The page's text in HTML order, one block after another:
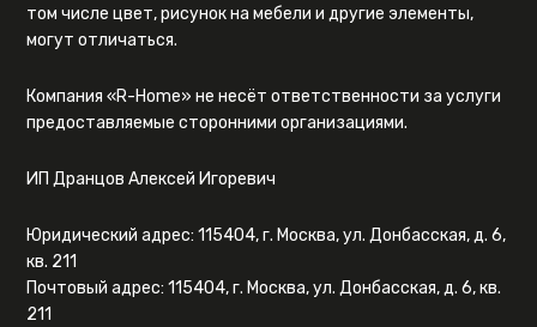
том числе цвет, рисунок на мебели и другие элементы,
могут отличаться.
Компания «R-Home» не несёт ответственности за услуги
предоставляемые сторонними организациями.
ИП Дранцов Алексей Игоревич
Юридический адрес: 115404, г. Москва, ул. Донбасская, д. 6,
кв. 211
Почтовый адрес: 115404, г. Москва, ул. Донбасская, д. 6, кв.
211